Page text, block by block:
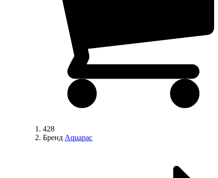
428
Бренд Aquapac